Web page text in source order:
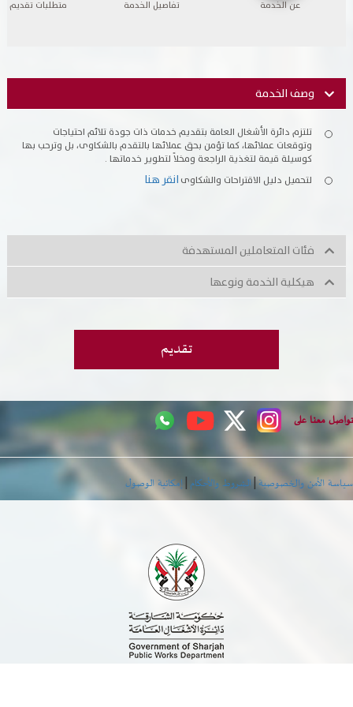
سياسة النظام الإداري المتكامل
جوائز و شهادات
الميثاق
سياسة أمن المعلومات
سياسة نظام إدارة المرافق
مشاريع الدائرة
المنشآت العمرانية
التحقق من حالة معاملة
خدمات الأفراد
خدمات الشركات
خدمات الجهات الحكومية
خدمات الموظفين
المكتبة الإلكترونية
تسجيل شركة جديدة عن الخدمة تفاصيل الخدمة متطلبات تقديم
تلتزم دائرة الأشغال العامة بتقديم خدمات ذات جودة تلائم احتياجات
وتوقعات عملائها، كما تؤمن بحق عملائها بالتقدم بالشكاوى، بل وترحب بها
كوسيلة قيمة لتغذية الراجعة ومخلاً لتطوير خدماتها .
لتحميل دليل الاقتراحات والشكاوى انقر هنا
تقديم
تواصل معنا على
سياسة الأمن والخصوصية|الشروط والأحكام | إمكانية الوصول